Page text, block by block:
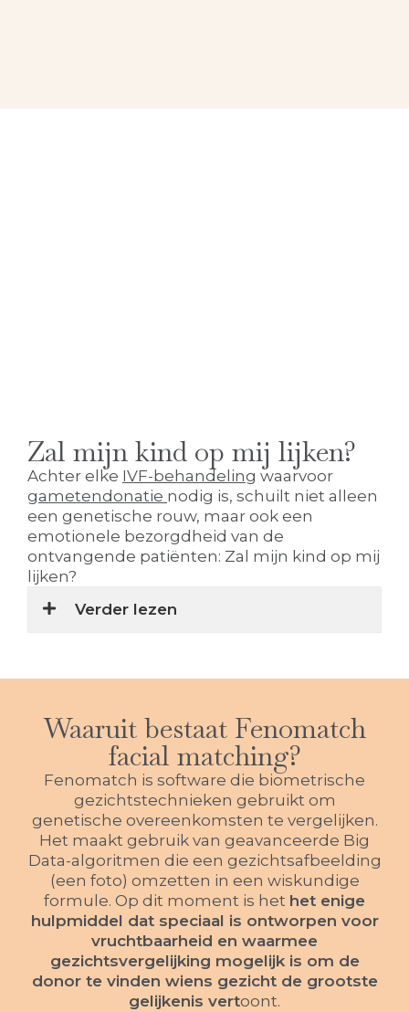
Zal mijn kind op mij lijken?
Achter elke IVF-behandeling waarvoor
gametendonatie nodig is, schuilt niet alleen
een genetische rouw, maar ook een
emotionele bezorgdheid van de
ontvangende patiënten: Zal mijn kind op mij
lijken?
Verder lezen
Waaruit bestaat Fenomatch
facial matching?
Fenomatch is software die biometrische
gezichtstechnieken gebruikt om
genetische overeenkomsten te vergelijken.
Het maakt gebruik van geavanceerde Big
Data-algoritmen die een gezichtsafbeelding
(een foto) omzetten in een wiskundige
formule. Op dit moment is het het enige
hulpmiddel dat speciaal is ontworpen voor
vruchtbaarheid en waarmee
gezichtsvergelijking mogelijk is om de
donor te vinden wiens gezicht de grootste
gelijkenis vertoont.